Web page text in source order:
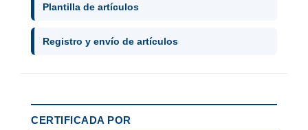
Plantilla de artículos
Registro y envío de artículos
CERTIFICADA POR